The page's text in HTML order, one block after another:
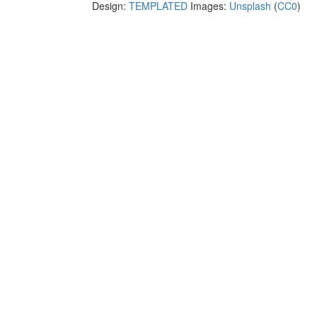
Design: TEMPLATED Images: Unsplash (CC0)